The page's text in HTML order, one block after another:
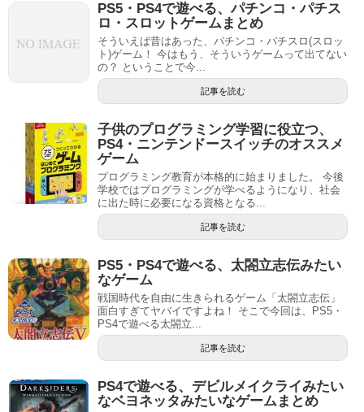
PS5・PS4で遊べる、パチンコ・パチス
ロ・スロットゲームまとめ
そういえば昔はあった、パチンコ・パチスロ(スロッ
ト)ゲーム！ 今はもう、そういうゲームって出てない
の？ ということで今...
記事を読む
子供のプログラミング学習に役立つ、
PS4・ニンテンドースイッチのオススメ
ゲーム
プログラミング教育が本格的に始まりました。 今後
学校ではプログラミングが学べるようになり、社会
に出た時に必要になる資格となる...
記事を読む
PS5・PS4で遊べる、太閤立志伝みたい
なゲーム
戦国時代を自由に生きられるゲーム「太閤立志伝」
面白すぎてヤバイですよね！ そこで今回は、PS5・
PS4で遊べる太閤立...
記事を読む
PS4で遊べる、デビルメイクライみたい
なベヨネッタみたいなゲームまとめ